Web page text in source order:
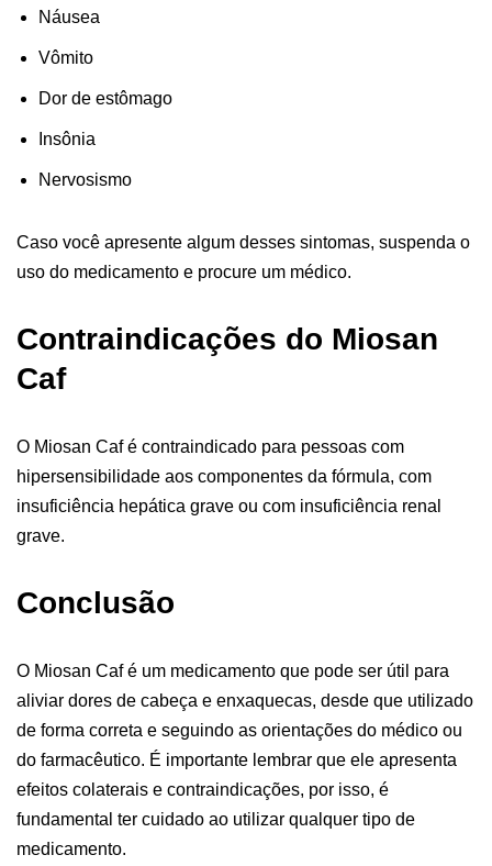
Náusea
Vômito
Dor de estômago
Insônia
Nervosismo
Caso você apresente algum desses sintomas, suspenda o
uso do medicamento e procure um médico.
Contraindicações do Miosan
Caf
O Miosan Caf é contraindicado para pessoas com
hipersensibilidade aos componentes da fórmula, com
insuficiência hepática grave ou com insuficiência renal
grave.
Conclusão
O Miosan Caf é um medicamento que pode ser útil para
aliviar dores de cabeça e enxaquecas, desde que utilizado
de forma correta e seguindo as orientações do médico ou
do farmacêutico. É importante lembrar que ele apresenta
efeitos colaterais e contraindicações, por isso, é
fundamental ter cuidado ao utilizar qualquer tipo de
medicamento.